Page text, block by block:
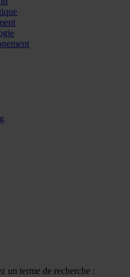
un terme de recherche :